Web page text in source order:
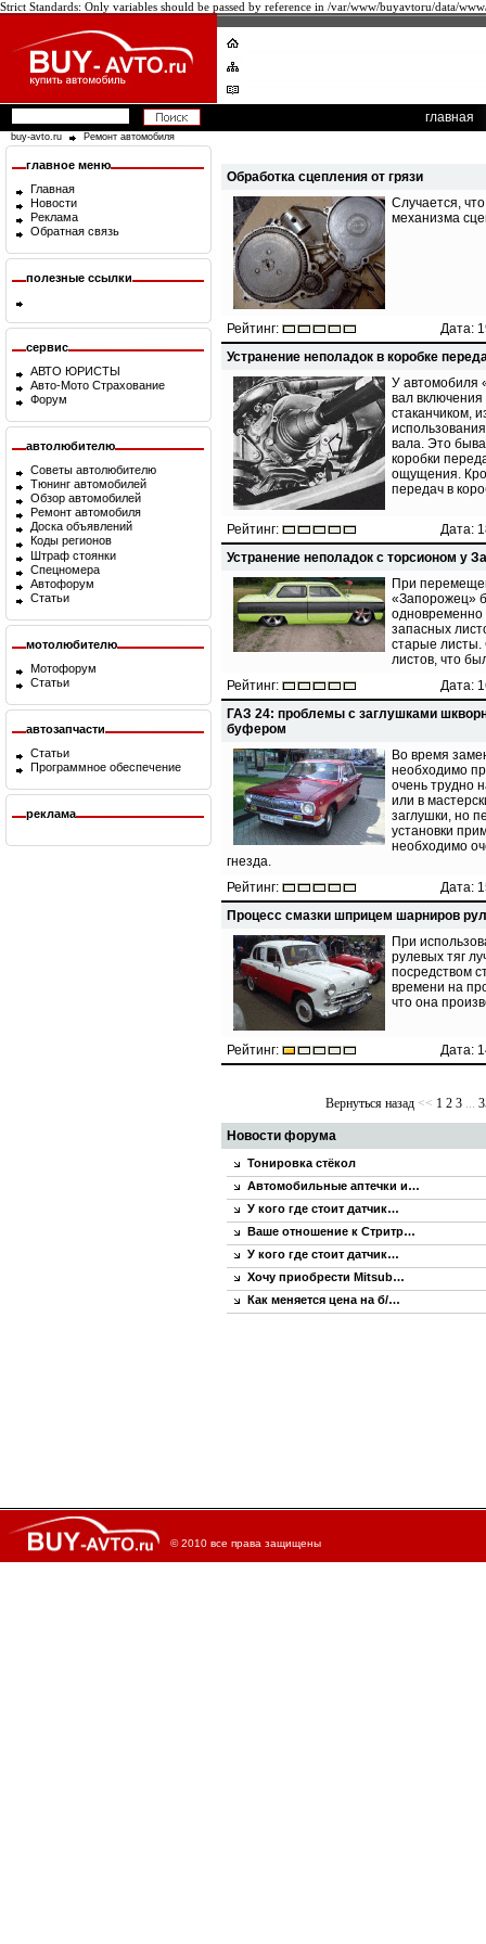
Strict Standards: Only variables should be passed by reference in /var/www/buyavtoru/data/
главная
buy-avto.ru Ремонт автомобиля
главное меню
Главная
Новости
Реклама
Обратная связь
полезные ссылки
сервис
АВТО ЮРИСТЫ
Авто-Мото Страхование
Форум
автолюбителю
Советы автолюбителю
Тюнинг автомобилей
Обзор автомобилей
Ремонт автомобиля
Доска объявлений
Коды регионов
Штраф стоянки
Спецномера
Автофорум
Статьи
мотолюбителю
Мотофорум
Статьи
автозапчасти
Статьи
Программное обеспечение
реклама
Обработка сцепления от грязи
Случается,
механизма
Рейтинг:
Дата:
Устранение неполадок в коробке
У автомобиля
вал включения
стаканчиком,
вала. Это
коробки
ощущения.
передач в
Рейтинг:
Дата:
Устранение неполадок с торсионом у
При
«Запорожец»
одновременно
запасных
старые листы.
листов, что
Рейтинг:
Дата:
ГАЗ 24: проблемы с заглушками
буфером
Во время
необходимо
очень трудно
или в
заглушки, но
установки
необходимо
гнезда.
Рейтинг:
Дата:
Процесс смазки шприцем шарниров
При
рулевых тяг
посредством
времени на
что она
Рейтинг: Дата:
Вернуться назад << 1 2 3 ...
Новости форума
Тонировка стёкол
Автомобильные аптечки и…
У кого где стоит датчик…
Ваше отношение к Стритр…
У кого где стоит датчик…
Хочу приобрести Mitsub…
Как меняется цена на б/…
© 2010 все права защищены